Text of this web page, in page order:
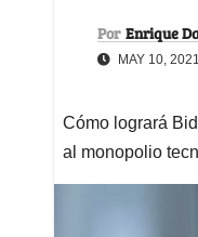
Por Enrique
MAY 10, 2021
Cómo logrará
al monopolio